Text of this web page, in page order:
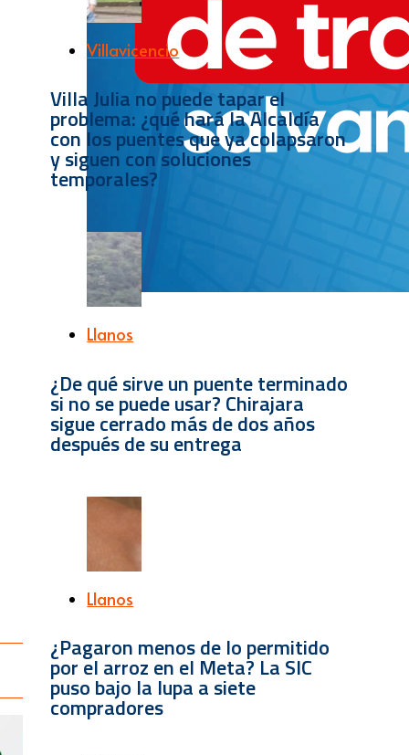
Villavicencio
Villa Julia no puede tapar el
problema: ¿qué hará la Alcaldía
con los puentes que ya colapsaron
y siguen con soluciones
temporales?
Llanos
¿De qué sirve un puente terminado
si no se puede usar? Chirajara
sigue cerrado más de dos años
después de su entrega
Llanos
¿Pagaron menos de lo permitido
por el arroz en el Meta? La SIC
puso bajo la lupa a siete
compradores